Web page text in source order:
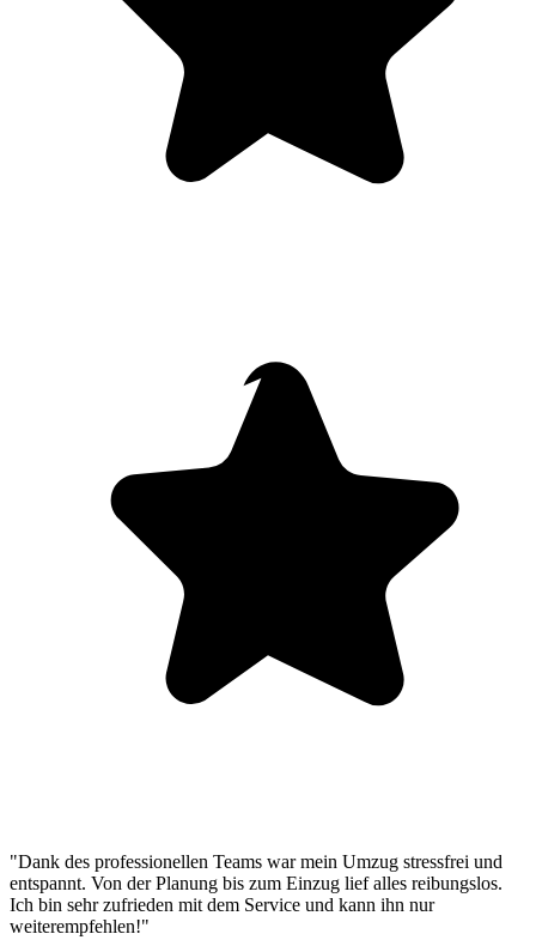
"Dank des professionellen Teams war mein Umzug stressfrei und
entspannt. Von der Planung bis zum Einzug lief alles reibungslos.
Ich bin sehr zufrieden mit dem Service und kann ihn nur
weiterempfehlen!"